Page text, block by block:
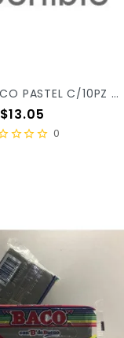
PLASTILINA BACO PASTEL C/10PZ X/100
Precio
$13.05
0